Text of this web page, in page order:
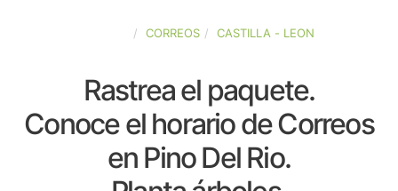
CORREOS CASTILLA - LEON
Rastrea el paquete.
Conoce el horario de Correos
en Pino Del Rio.